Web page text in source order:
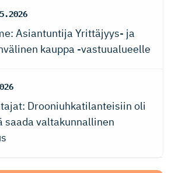
Asiantuntija Yrittäjyys- ja
kauppa -vastuualueelle
Drooniuhkatilanteisiin oli
saada valtakunnallinen